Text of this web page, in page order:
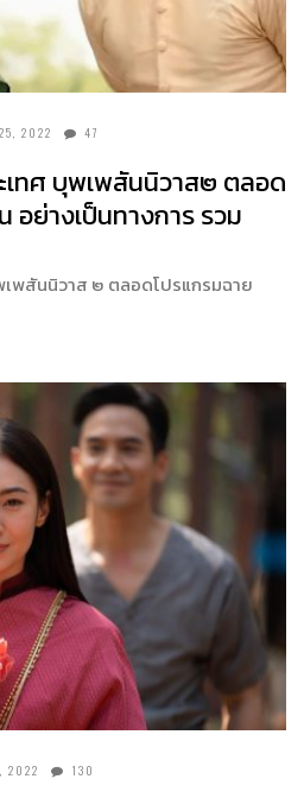
2022 47
เทศ บุพเพสันนิวาส๒ ตลอด
ย่างเป็นทางการ รวม
พสันนิวาส ๒ ตลอดโปรแกรมฉาย
2022 130